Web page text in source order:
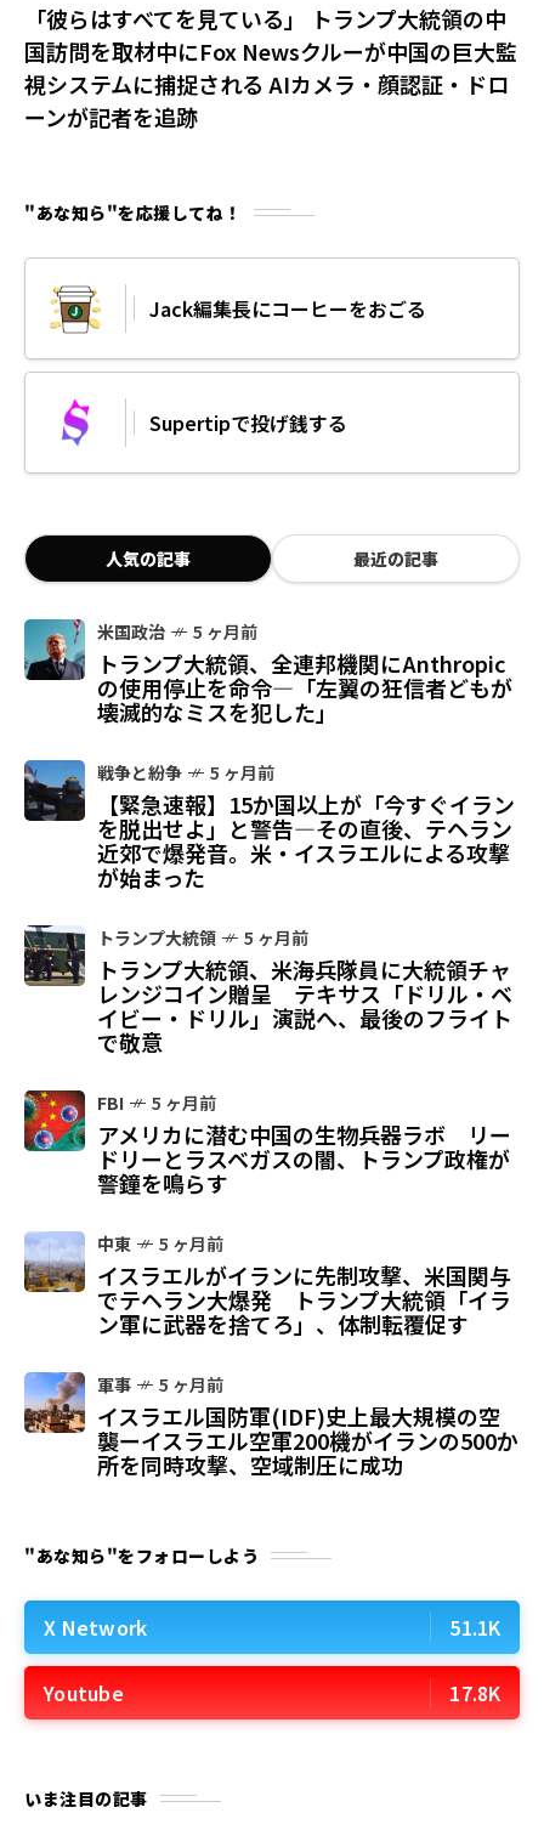
「彼らはすべてを見ている」 トランプ大統領の中
国訪問を取材中にFox Newsクルーが中国の巨大監
視システムに捕捉される AIカメラ・顔認証・ドロ
ーンが記者を追跡
"あな知ら"を応援してね！
Jack編集長にコーヒーをおごる
Supertipで投げ銭する
人気の記事 最近の記事
米国政治 5 ヶ月前
トランプ大統領、全連邦機関にAnthropic
の使用停止を命令—「左翼の狂信者どもが
壊滅的なミスを犯した」
戦争と紛争 5 ヶ月前
【緊急速報】15か国以上が「今すぐイラン
を脱出せよ」と警告—その直後、テヘラン
近郊で爆発音。米・イスラエルによる攻撃
が始まった
トランプ大統領 5 ヶ月前
トランプ大統領、米海兵隊員に大統領チャ
レンジコイン贈呈 テキサス「ドリル・ベ
イビー・ドリル」演説へ、最後のフライト
で敬意
FBI 5 ヶ月前
アメリカに潜む中国の生物兵器ラボ リー
ドリーとラスベガスの闇、トランプ政権が
警鐘を鳴らす
中東 5 ヶ月前
イスラエルがイランに先制攻撃、米国関与
でテヘラン大爆発 トランプ大統領「イラ
ン軍に武器を捨てろ」、体制転覆促す
軍事 5 ヶ月前
イスラエル国防軍(IDF)史上最大規模の空
襲ーイスラエル空軍200機がイランの500か
所を同時攻撃、空域制圧に成功
"あな知ら"をフォローしよう
X Network 51.1K
Youtube 17.8K
いま注目の記事